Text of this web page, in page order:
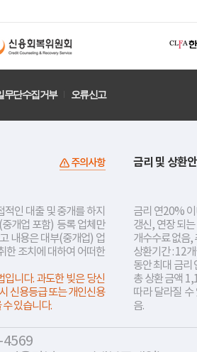
무단수집거부 오류신고
주의사항
인 대출 및 중개를 하지
개업 포함) 등록 업체만
내용은 대부(중개업) 업
한 조치에 대하여 어떠한
니다. 과도한 빚은 당신
신용등급 또는 개인신용
있습니다.
금리 및 상환
금리 연20%
갱신, 연장 되
개수수료 없음,
상환기간 : 12
동안 최대 금리
총 상환 금액
따라 달라질 수
음.
4569